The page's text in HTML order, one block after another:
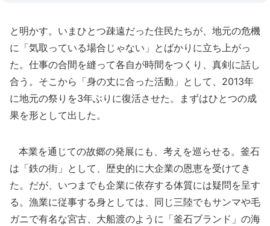
と明かす。いまひとつ疎遠だった住民たちが、地元の危機
に「気取っている場合じゃない」とばかりに立ち上がっ
た。仕事の合間を縫って各自が時間をつくり、真剣に話し
合う。そこから「身の丈に合った活動」として、2013年
に地元の祭りを3年ぶりに復活させた。まずはひとつの成
果を形として出した。
本業を通じての故郷の発展にも、考えを巡らせる。釜石
は「鉄の街」として、歴史的に大企業の恩恵を受けてき
た。だが、いつまでも企業に依存する体質には疑問を呈す
る。漁業に従事する身としては、同じ三陸でもサンマや毛
ガニで有名な宮古、大船渡のように「釜石ブランド」の海